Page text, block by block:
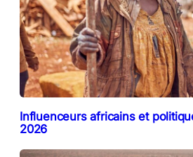
Influenceurs africains et
2026